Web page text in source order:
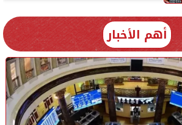
أهم الأخبار